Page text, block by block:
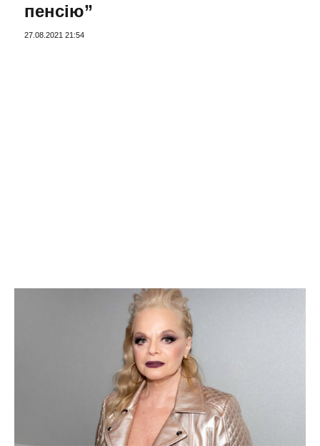
пенсію”
27.08.2021 21:54